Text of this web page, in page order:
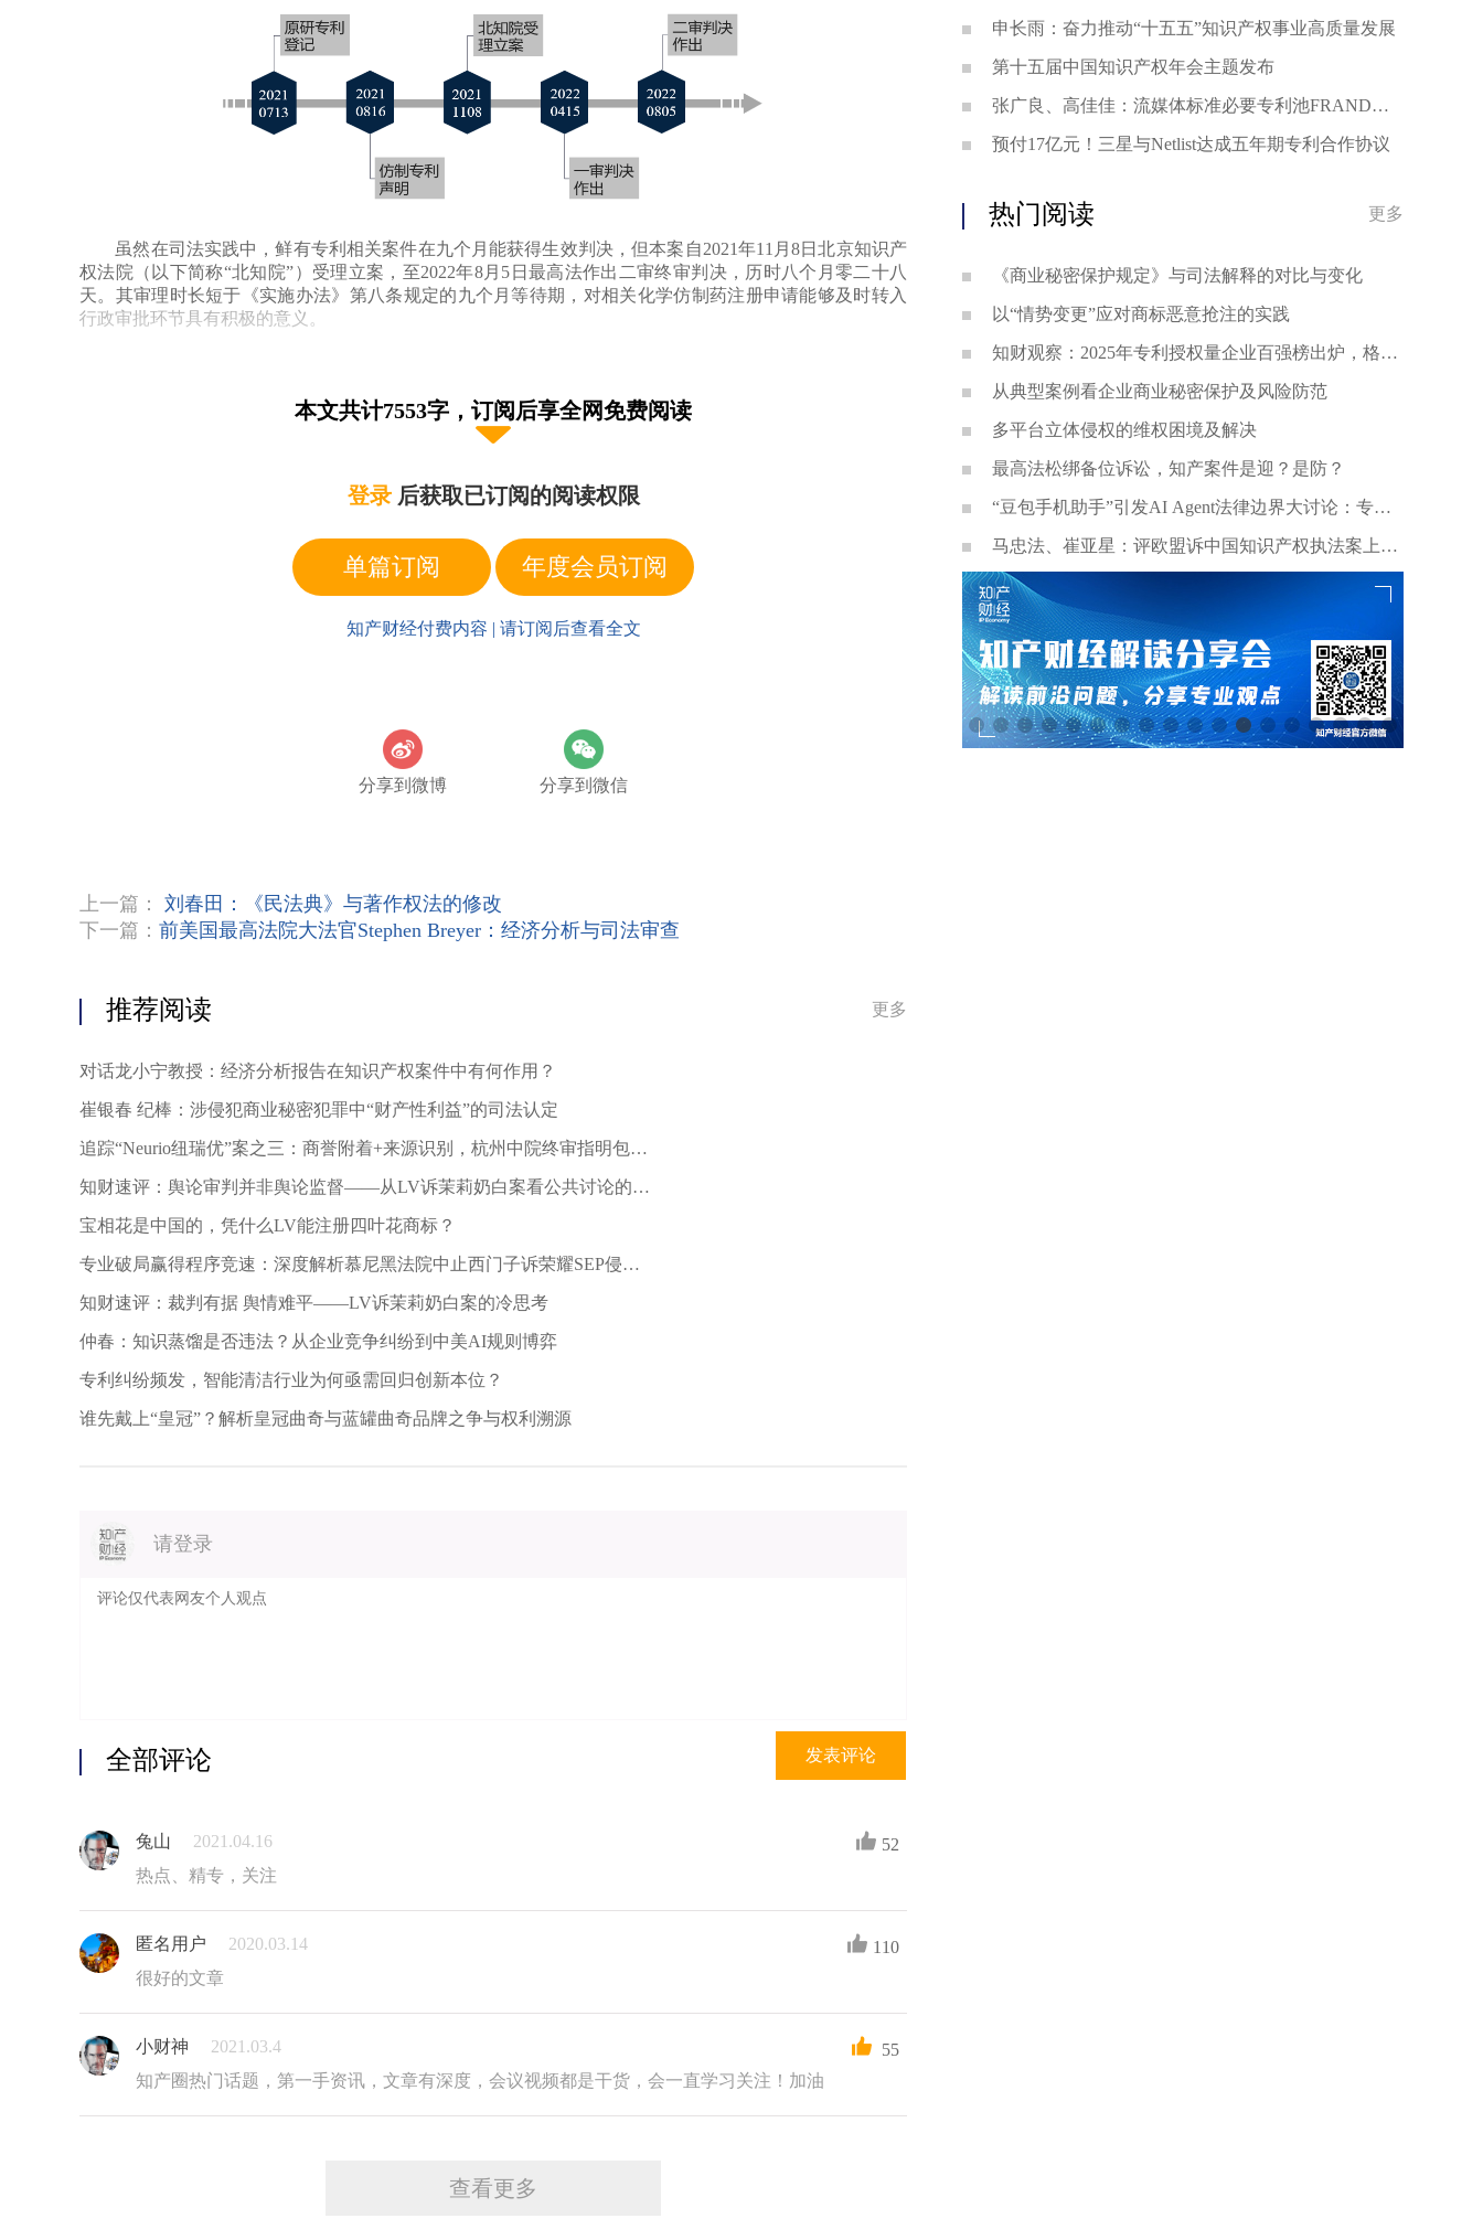
虽然在司法实践中，鲜有专利相关案件在九个月能获得生效判决，但本案自2021年11月8日北京知识产
权法院（以下简称“北知院”）受理立案，至2022年8月5日最高法作出二审终审判决，历时八个月零二十八
天。其审理时长短于《实施办法》第八条规定的九个月等待期，对相关化学仿制药注册申请能够及时转入
行政审批环节具有积极的意义。
《最高人民法院关于审理申请注册的药品相关的专利权纠纷民事案件适用法律若干问题的规定》（法
释〔2021〕13号）（以下简称“《若干问题的规定》”）第六条规定，当事人依据专利法第七十六条起诉后，
要求被国家知识产权局宣告无效之后法院的处理方式。
在本案的审理过程中，案外人对涉案专利提起了专利无效宣告请求。针对该请求，国家知识产权局于
2021年12月30日作出了第53498号无效决定书，宣告涉案专利全部无效。虽然《最高人民法院关于审理侵犯
专利权纠纷案件应用法律若干问题的解释（二）》（以下简称“《司法解释（二）》”）第二条第一款以及第
然适用于药品专利链接诉讼。并且其赋予的是法院“可以”驳回起诉的自由裁量权。
品的侵害专利权或者确认不侵害专利权诉讼具有既判力。因此，温州海鹤期待通过获得生效判决从而一劳
永逸地解决该品种仿制药可能的专利侵权风险。最后，无论是根据现行法律法规和司法解释的相关规定，
还是法院在相关专利侵权判决中所体现出的裁判规则，亦或是基于新《专利法》第七十六条的立法目的，
于起诉期限内。本案中，原、被告双方均主张应进行实体审理，考虑到上述主张并结合本案其他相关因
素，本院现对涉案仿制药是否落入涉案专利保护范围进行判断”。最高法认为，“涉案专利权虽已被国家知识
方案不同为由进行抗辩，涉案专利权的稳定性对本案争议问题的审理并无必然影响。因此，本院对本案继
续进行实体审理”。
为兼顾效率和公平，若经对比，申请上市药品的相关技术方案和涉案专利属于不同的技术方案，即使
涉案专利权被宣告全部无效或登记的权利要求被宣告无效，法院也不需要中止诉讼或者先行裁驳，可以径
行作出确认不落入专利权保护范围的判决。若经对比，申请上市药品的相关技术方案和涉案专利属于相同
后，专利权人还可通过发起普通专利侵权之诉对自身权利进行救济。因此，法院可以中止诉讼或者先行裁
驳。
二、实体问题
2.1仿制药申请人专利声明的要求及其法律责任
《实施办法》第六条规定，仿制药申请人对相关声明的真实性、准确性负责。仿制药申请被受理后10
个工作日内，国家药品审评机构应当在信息平台向社会公开申请信息和相应声明；仿制药申请人应当将相
应声明及声明依据通知上市许可持有人，上市许可持有人非专利权人的，由上市许可持有人通知专利权
人。其中声明未落入相关专利权保护范围的，声明依据应当包括仿制药技术方案与相关专利的相关权利要
从属权利要求。并且也未能及时地将相应声明及相关声明依据通知上市许可持有人。针对上述行为，原研
方中外制药株式会社（以下简称“中外制药”）请求法院对被告予以批评教育。
针对4.2类不落入专利权保护范围声明的真实性和准确性，最高法认为，“如果被仿制药品对应着专利独
除此之外，对于批评教育是否构成独立的诉讼请求这一问题。无论是北知院还是最高法，均认为现有
的法律法规并未规定在药品专利链接诉讼案件中，如果仿制药申请人在专利声明存在瑕疵和未履行通知义
务，其需承担怎样的法律责任。并且批评教育也不属于民事责任的承担方式之一。因此，中外制药有关请
了温州海鹤未针对被仿制药品专利保护范围最大的权利要求作出声明，未将声明及声明依据及时通知上市
许可持有人的行为不当，并给予批评。
《专利法》第七十六条规定，药品上市审评审批过程中，药品上市许可申请人与有关专利权人或者利
害关系人，因申请注册的药品相关的专利权产生纠纷的，相关当事人可以向人民法院起诉，请求就申请注
册的药品相关技术方案是否落入他人药品专利权保护范围作出判决。
现或者应药品审评中心要求时，申请人均可能补充新的相关资料。
专利法明确了是否落入专利权保护范围的比对对象是药品上市许可申请人申请注册的药品相关技术方
案。由于在实际药品注册审评过程中，申请注册的药品相关技术方案存在根据《药品注册管理办法》第八
案专利权保护范围密切相关，并被药品审评中心所接受，那么药品专利链接诉讼案件中仿制药技术方案应
本文共计7553字，订阅后享全网免费阅读
登录后获取已订阅的阅读权限
单篇订阅 年度会员订阅
知产财经付费内容 | 请订阅后查看全文
分享到微博 分享到微信
上一篇： 刘春田：《民法典》与著作权法的修改
下一篇： 前美国最高法院大法官Stephen Breyer：经济分析与司法审查
推荐阅读 更多
对话龙小宁教授：经济分析报告在知识产权案件中有何作用？
崔银春 纪棒：涉侵犯商业秘密犯罪中“财产性利益”的司法认定
追踪“Neurio纽瑞优”案之三：商誉附着+来源识别，杭州中院终审指明包装
装潢权益归属判断根本标准
知财速评：舆论审判并非舆论监督——从LV诉茉莉奶白案看公共讨论的边
界
宝相花是中国的，凭什么LV能注册四叶花商标？
专业破局赢得程序竞速：深度解析慕尼黑法院中止西门子诉荣耀SEP侵权
案
知财速评：裁判有据 舆情难平——LV诉茉莉奶白案的冷思考
仲春：知识蒸馏是否违法？从企业竞争纠纷到中美AI规则博弈
专利纠纷频发，智能清洁行业为何亟需回归创新本位？
谁先戴上“皇冠”？解析皇冠曲奇与蓝罐曲奇品牌之争与权利溯源
请登录
发表评论
全部评论
兔山 2021.04.16
52
热点、精专，关注
匿名用户 2020.03.14
110
很好的文章
小财神 2021.03.4
55
知产圈热门话题，第一手资讯，文章有深度，会议视频都是干货，会一直学习关注！加油
查看更多
州中院终审指明包装装潢权益归属判断根本标准
申长雨：奋力推动“十五五”知识产权事业高质量发展
第十五届中国知识产权年会主题发布
张广良、高佳佳：流媒体标准必要专利池FRAND许
可费率的司法管辖：以中英判例为切入点
预付17亿元！三星与Netlist达成五年期专利合作协议
热门阅读 更多
《商业秘密保护规定》与司法解释的对比与变化
以“情势变更”应对商标恶意抢注的实践
知财观察：2025年专利授权量企业百强榜出炉，格力
等头部企业引领创新浪潮
从典型案例看企业商业秘密保护及风险防范
多平台立体侵权的维权困境及解决
最高法松绑备位诉讼，知产案件是迎？是防？
“豆包手机助手”引发AI Agent法律边界大讨论：专家
深度剖析数据合规与竞争秩序
马忠法、崔亚星：评欧盟诉中国知识产权执法案上诉
仲裁裁决